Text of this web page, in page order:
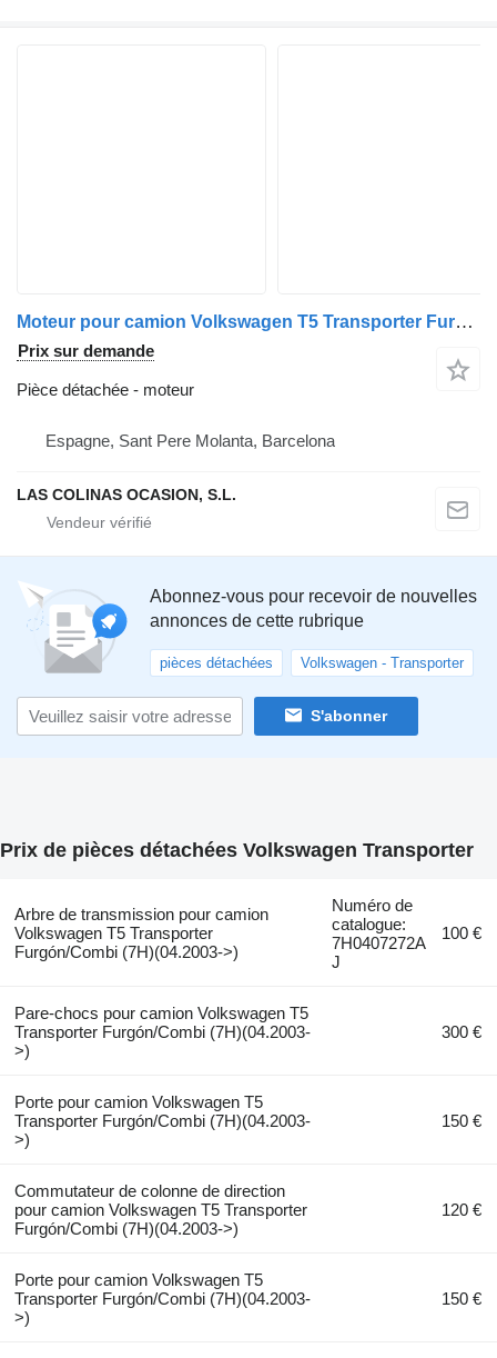
Moteur pour camion Volkswagen T5 Transporter Furgón/Combi (7H)(04.2003->)
Prix sur demande
Pièce détachée - moteur
Espagne, Sant Pere Molanta, Barcelona
LAS COLINAS OCASION, S.L.
Abonnez-vous pour recevoir de nouvelles
annonces de cette rubrique
pièces détachées Volkswagen - Transporter
S'abonner
Prix de pièces détachées Volkswagen Transporter
Arbre de transmission pour camion
Volkswagen T5 Transporter
Furgón/Combi (7H)(04.2003->)
Numéro de
catalogue:
7H0407272A
J
100 €
Pare-chocs pour camion Volkswagen T5
Transporter Furgón/Combi (7H)(04.2003-
>)
300 €
Porte pour camion Volkswagen T5
Transporter Furgón/Combi (7H)(04.2003-
>)
150 €
Commutateur de colonne de direction
pour camion Volkswagen T5 Transporter
Furgón/Combi (7H)(04.2003->)
120 €
Porte pour camion Volkswagen T5
Transporter Furgón/Combi (7H)(04.2003-
>)
150 €